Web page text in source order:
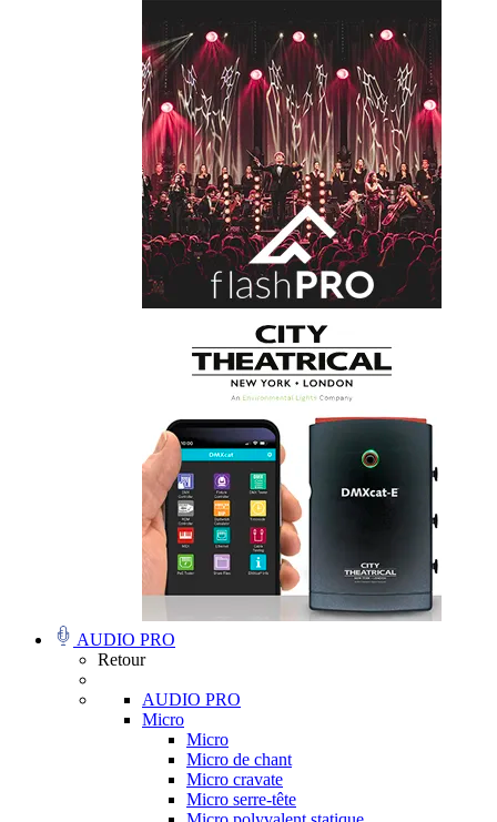
AUDIO PRO
Retour
AUDIO PRO
Micro
Micro
Micro de chant
Micro cravate
Micro serre-tête